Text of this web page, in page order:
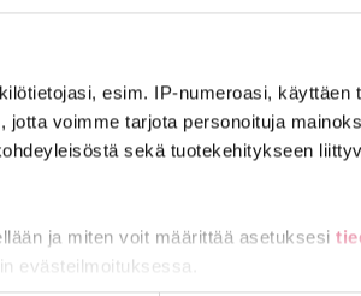
esim. IP-numeroasi, käyttäen
jotta voimme tarjota personoituja
sekä tuotekehitykseen
ja miten voit määrittää asetuksesi
evästeilmoituksessa.
Työssä innostaa
mm. keikoilla käyminen, lapset